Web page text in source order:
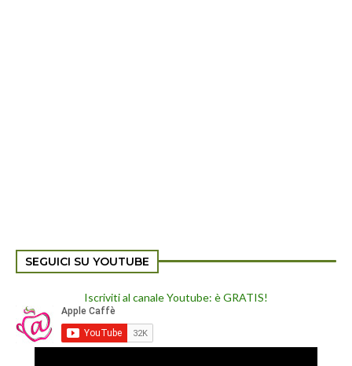
SEGUICI SU YOUTUBE
Iscriviti al canale Youtube: è GRATIS!